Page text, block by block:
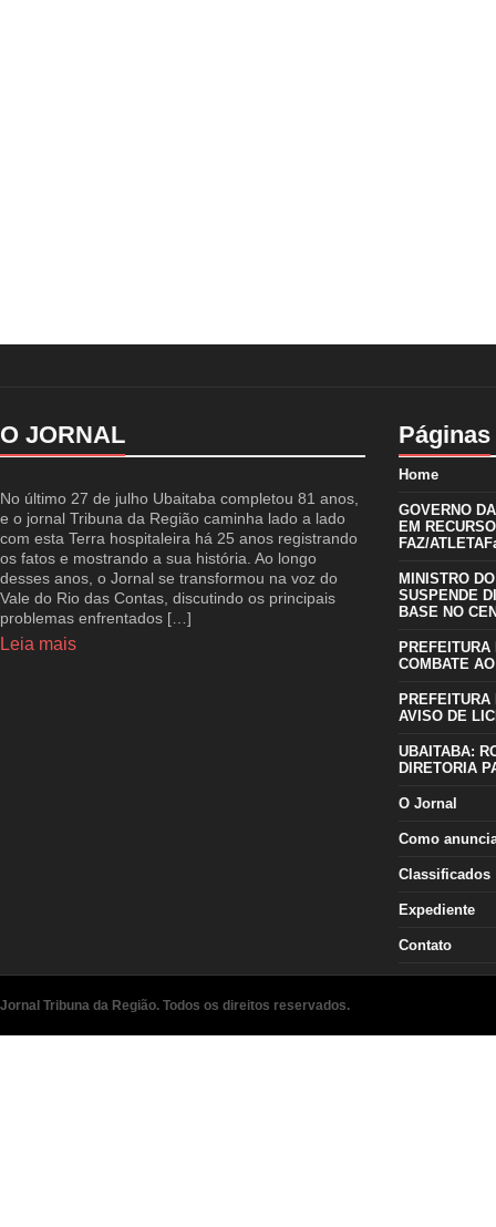
O JORNAL
No último 27 de julho Ubaitaba completou 81 anos,
e o jornal Tribuna da Região caminha lado a lado
com esta Terra hospitaleira há 25 anos registrando
os fatos e mostrando a sua história. Ao longo
desses anos, o Jornal se transformou na voz do
Vale do Rio das Contas, discutindo os principais
problemas enfrentados […]
Leia mais
Páginas
Home
GOVERNO
EM
FAZ/
MINISTRO
SUSPENDE
BASE NO
COMBATE
AVISO DE
UBAITABA:
DIRETORIA
O Jornal
Como
Classificados
Expediente
Contato
Jornal Tribuna da Região. Todos os direitos reservados.